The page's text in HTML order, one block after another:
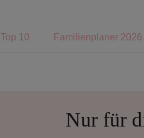
Top 10 Familienplaner 2026
Nur für